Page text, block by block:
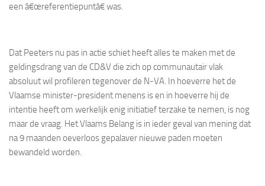
een â€œreferentiepuntâ€ was.
Dat Peeters nu pas in actie schiet heeft alles te maken met de
geldingsdrang van de CD&V die zich op communautair vlak
absoluut wil profileren tegenover de N-VA. In hoeverre het de
Vlaamse minister-president menens is en in hoeverre hij de
intentie heeft om werkelijk enig initiatief terzake te nemen, is nog
maar de vraag. Het Vlaams Belang is in ieder geval van mening dat
na 9 maanden oeverloos gepalaver nieuwe paden moeten
bewandeld worden.